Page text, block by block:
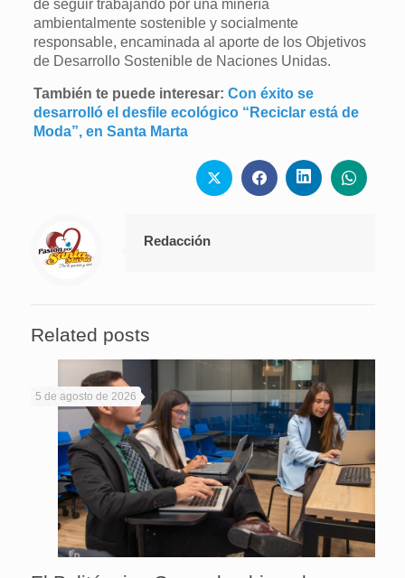
de seguir trabajando por una minería
ambientalmente sostenible y socialmente
responsable, encaminada al aporte de los Objetivos
de Desarrollo Sostenible de Naciones Unidas.
También te puede interesar:Con éxito se
desarrolló el desfile ecológico “Reciclar está de
Moda”, en Santa Marta
Redacción
Related posts
5 de agosto de 2026